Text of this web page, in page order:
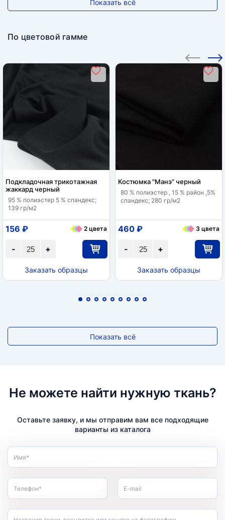
Показать всё
По цветовой гамме
Подкладочная трикотажная
жаккард черный
95 % полиэстер 5 % спандекс;
139 гр/м2
+
-
156 ₽ 2 цвета
Заказать образцы
Костюмка "Манэ" черный
80 % полиэстер , 15 % район ,5%
спандекс; 280 гр/м2
+
-
460 ₽ 3 цвета
Заказать образцы
Показать всё
Не можете найти нужную ткань?
Оставьте заявку, и мы отправим вам все подходящие
варианты из каталога
Имя*
Телефон* E-mail